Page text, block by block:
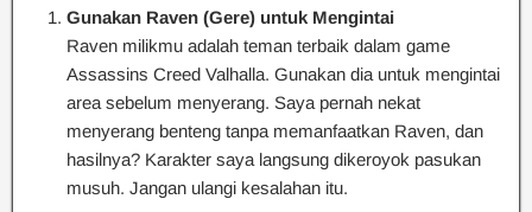
Gunakan Raven (Gere) untuk Mengintai
Raven milikmu adalah teman terbaik dalam game
Assassins Creed Valhalla. Gunakan dia untuk mengintai
area sebelum menyerang. Saya pernah nekat
menyerang benteng tanpa memanfaatkan Raven, dan
hasilnya? Karakter saya langsung dikeroyok pasukan
musuh. Jangan ulangi kesalahan itu.